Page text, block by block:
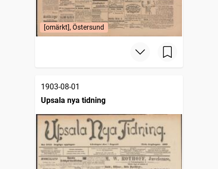
[omärkt], Östersund
1903-08-01
Upsala nya tidning